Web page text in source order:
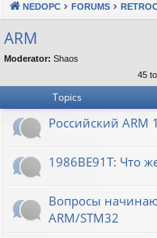
u
s
NEDOPC FORUMS
ARM
Moderator: Shaos
45
Topics
Российский ARM
1986ВЕ91Т: Что
Вопросы
ARM/STM32